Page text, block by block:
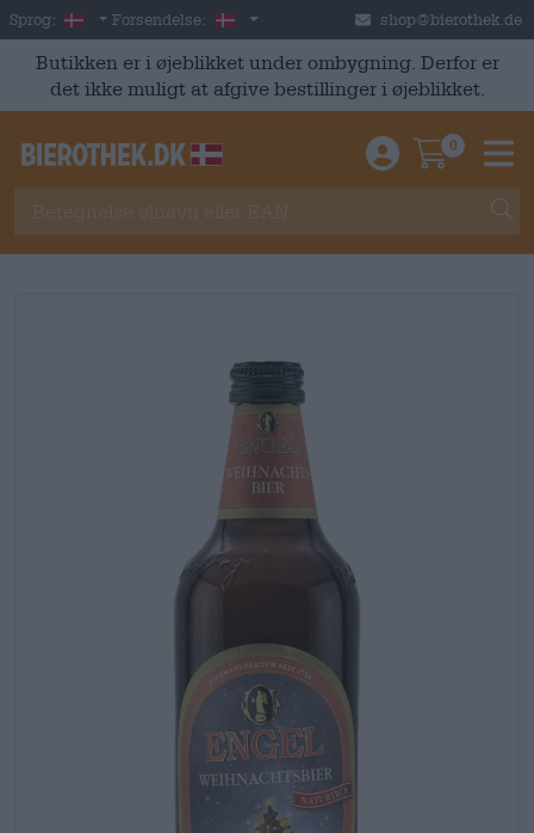
Skip to main content
Sprog: Danish
Forsendelse: Danmark shop@bierothek.de
Butikken er i øjeblikket under ombygning. Derfor er
det ikke muligt at afgive bestillinger i øjeblikket.
Einloggen /
0